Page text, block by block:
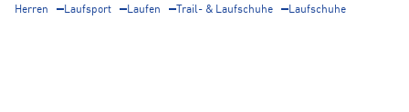
Herren Laufsport Laufen Trail- & Laufschuhe Laufschuhe